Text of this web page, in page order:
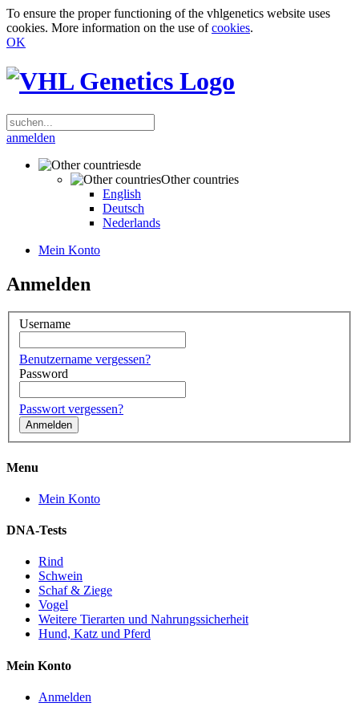
To ensure the proper functioning of the vhlgenetics website uses
cookies. More information on the use ofcookies.
OK
anmelden
de
Other countries
English
Deutsch
Nederlands
Mein Konto
Anmelden
Username
Benutzername vergessen?
Password
Passwort vergessen?
Menu
Mein Konto
DNA-Tests
Rind
Schwein
Schaf & Ziege
Vogel
Weitere Tierarten und Nahrungssicherheit
Hund, Katz und Pferd
Mein Konto
Anmelden